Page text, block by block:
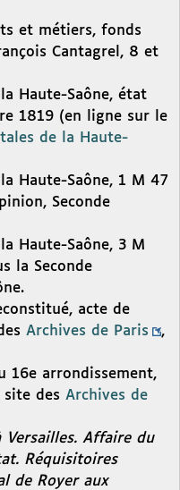
et métiers, fonds
Cantagrel, 8 et
Haute-Saône, état
1819 (en ligne sur le
de la Haute-
Haute-Saône, 1 M 47
Seconde
Haute-Saône, 3 M
la Seconde
acte de
Archives de Paris
,
16e arrondissement,
site des Archives de
Versailles. Affaire du
Réquisitoires
de Royer aux